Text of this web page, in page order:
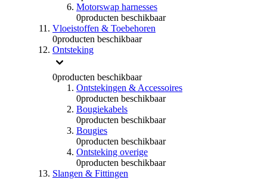
Motorswap harnesses
0producten beschikbaar
Vloeistoffen & Toebehoren
0producten beschikbaar
Ontsteking
0producten beschikbaar
Ontstekingen & Accessoires
0producten beschikbaar
Bougiekabels
0producten beschikbaar
Bougies
0producten beschikbaar
Ontsteking overige
0producten beschikbaar
Slangen & Fittingen